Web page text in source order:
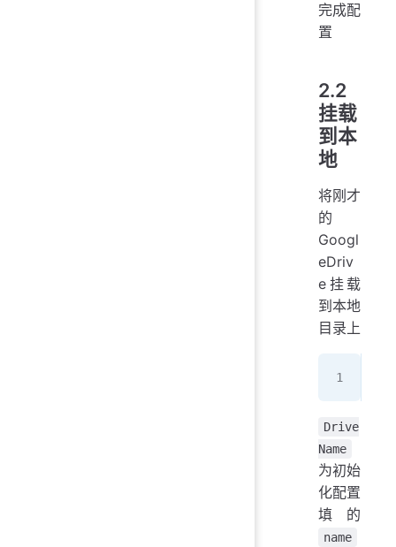
完成配
置
2.2
挂载
到本
地
将刚才
的
Googl
eDriv
e挂载
到本地
目录上
Drive
Name
为初始
化配置
填的
name